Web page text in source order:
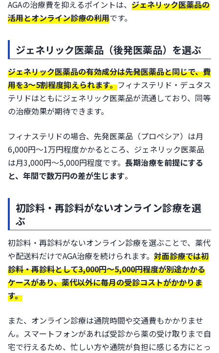
AGAの治療費を抑えるポイントは、 ジェネリック医薬品の
活用とオンライン診療の利用です。
ジェネリック医薬品（後発医薬品）を選ぶ
ジェネリック医薬品の有効成分は先発医薬品と同じで、費
用を3〜5割程度抑えられます。フィナステリド・デュタス
テリドはともにジェネリック医薬品が流通しており、同等
の治療効果が期待できます。
フィナステリドの場合、先発医薬品（プロペシア）は月
6,000円〜1万円程度かかるところ、ジェネリック医薬品
は月3,000円〜5,000円程度です。 長期治療を前提にする
と、年間で数万円の差が生じます。
初診料・再診料がないオンライン診療を選
ぶ
初診料・再診料がないオンライン診療を選ぶことで、薬代
や配送料だけでAGA治療を続けられます。 対面診療では初
診料・再診料として3,000円〜5,000円程度が別途かかる
ケースがあり、薬代以外に毎月の受診コストがかかりま
す。
また、オンライン診療は通院時間や交通費もかかりませ
ん。スマートフォンがあれば受診から薬の受け取りまで自
宅で行えるため、忙しい方や通院が負担に感じる方にとっ